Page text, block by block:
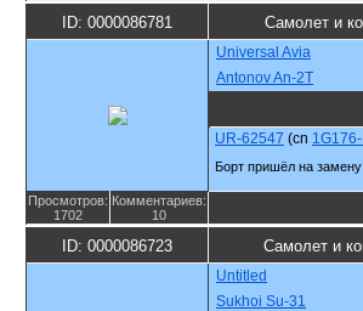
ID: 0000086781 Самолет и
Universal Avia
Antonov An-2T
UR-62547 (cn
Борт пришёл на
Просмотров:
1702
Комментариев:
10
ID: 0000086723 Самолет и
Untitled
Sukhoi Su-31